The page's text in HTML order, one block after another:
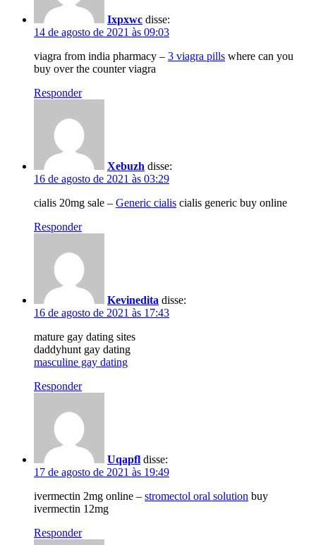
Ixpxwc disse:
14 de agosto de 2021 às 09:03
viagra from india pharmacy – 3 viagra pills where can you
buy over the counter viagra
Responder
Xebuzh disse:
16 de agosto de 2021 às 03:29
cialis 20mg sale – Generic cialis cialis generic buy online
Responder
Kevinedita disse:
16 de agosto de 2021 às 17:43
mature gay dating sites
daddyhunt gay dating
masculine gay dating
Responder
Uqapfl disse:
17 de agosto de 2021 às 19:49
ivermectin 2mg online – stromectol oral solution buy
ivermectin 12mg
Responder